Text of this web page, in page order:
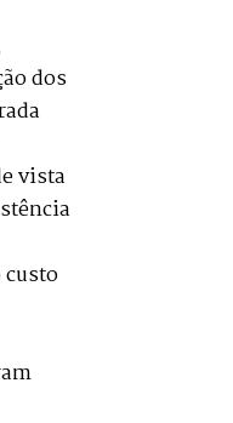
dos
vista